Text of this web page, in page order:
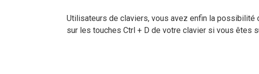
Utilisateurs de claviers, vous avez enfin la possibilité
sur les touches Ctrl + D de votre clavier si vous êtes